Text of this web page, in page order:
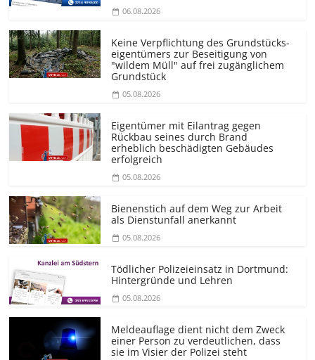
06.08.2026
Keine Verpflichtung des Grundstücks­
eigentümers zur Beseitigung von
"wildem Müll" auf frei zugänglichem
Grundstück
05.08.2026
Eigentümer mit Eilantrag gegen
Rückbau seines durch Brand
erheblich beschädigten Gebäudes
erfolgreich
05.08.2026
Bienenstich auf dem Weg zur Arbeit
als Dienstunfall anerkannt
05.08.2026
Tödlicher Polizeieinsatz in Dortmund:
Hintergründe und Lehren
05.08.2026
Meldeauflage dient nicht dem Zweck
einer Person zu verdeutlichen, dass
sie im Visier der Polizei steht